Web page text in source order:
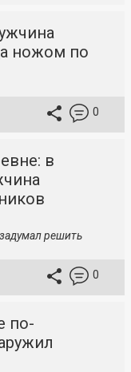
ножом по
0
в
решить
0
по-